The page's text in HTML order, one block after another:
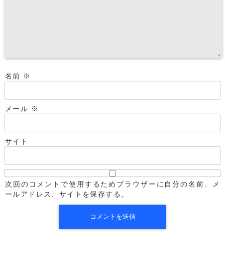
名前 ※
メール ※
サイト
次回のコメントで使用するためブラウザーに自分の名前、メ
ールアドレス、サイトを保存する。